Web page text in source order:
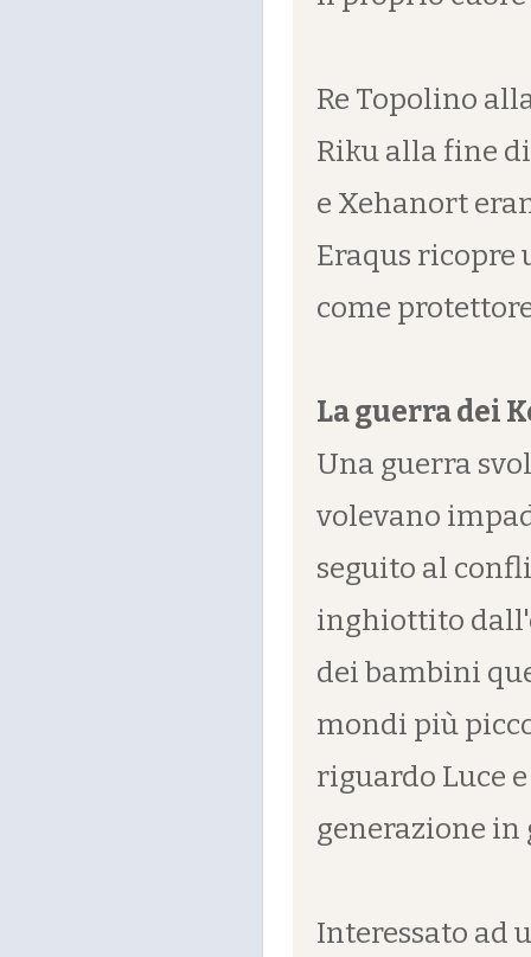
Re Topolino
Riku alla fine
e Xehanort
Eraqus ricopre
come
La guerra dei
Una guerra
volevano
seguito al
inghiottito
dei bambini
mondi più
riguardo Luce
generazione in
Interessato ad